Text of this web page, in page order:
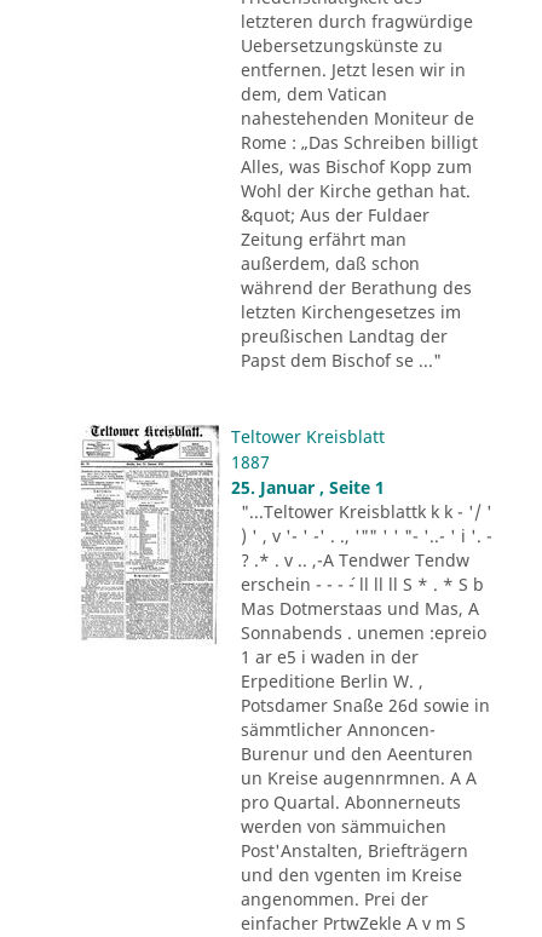
letzteren durch fragwürdige
Uebersetzungskünste zu
entfernen. Jetzt lesen wir in
dem, dem Vatican
nahestehenden Moniteur de
Rome : „Das Schreiben billigt
Alles, was Bischof Kopp zum
Wohl der Kirche gethan hat.
&quot; Aus der Fuldaer
Zeitung erfährt man
außerdem, daß schon
während der Berathung des
letzten Kirchengesetzes im
preußischen Landtag der
Papst dem Bischof se ..."
Teltower Kreisblatt
1887
25. Januar , Seite 1
"...Teltower Kreisblattk k k - '/ '
) ' , v '- ' -' . ., '"" ' ' "- '..- ' i '. -
? .* . v .. ,-A Tendwer Tendw
erschein - - - ´- ll ll ll S * . * S b
Mas Dotmerstaas und Mas, A
Sonnabends . unemen :epreio
1 ar e5 i waden in der
Erpeditione Berlin W. ,
Potsdamer Snaße 26d sowie in
sämmtlicher Annoncen-
Burenur und den Aeenturen
un Kreise augennrmnen. A A
pro Quartal. Abonnerneuts
werden von sämmuichen
Post'Anstalten, Briefträgern
und den vgenten im Kreise
angenommen. Prei der
einfacher PrtwZekle A v m S